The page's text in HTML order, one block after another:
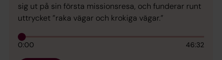
sig ut på sin första missionsresa, och funderar runt
uttrycket ”raka vägar och krokiga vägar.”
0:00 46:32